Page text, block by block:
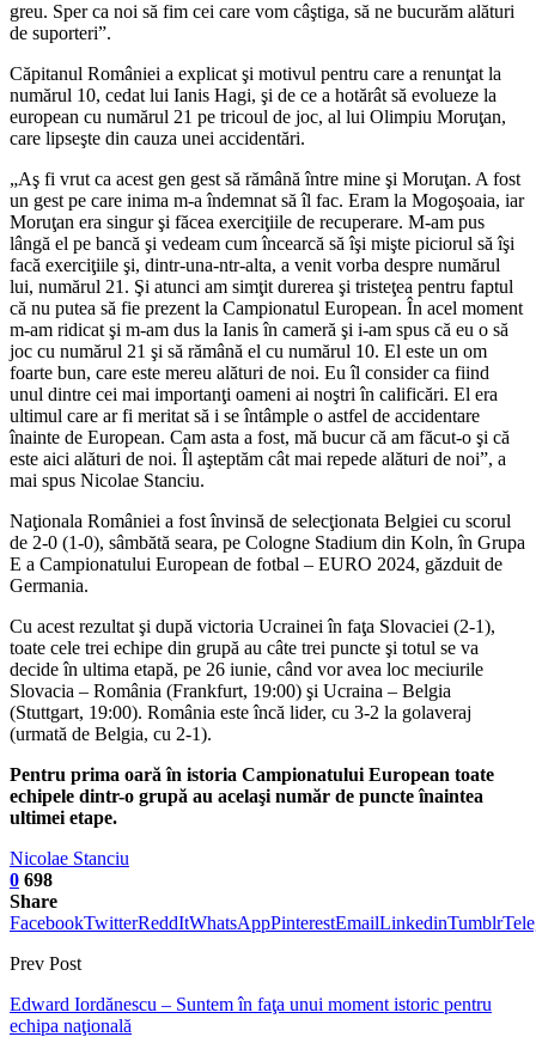
greu. Sper ca noi să fim cei care vom câştiga, să ne bucurăm alături
de suporteri”.
Căpitanul României a explicat şi motivul pentru care a renunţat la
numărul 10, cedat lui Ianis Hagi, şi de ce a hotărât să evolueze la
european cu numărul 21 pe tricoul de joc, al lui Olimpiu Moruţan,
care lipseşte din cauza unei accidentări.
„Aş fi vrut ca acest gen gest să rămână între mine şi Moruţan. A fost
un gest pe care inima m-a îndemnat să îl fac. Eram la Mogoşoaia, iar
Moruţan era singur şi făcea exerciţiile de recuperare. M-am pus
lângă el pe bancă şi vedeam cum încearcă să îşi mişte piciorul să îşi
facă exerciţiile şi, dintr-una-ntr-alta, a venit vorba despre numărul
lui, numărul 21. Şi atunci am simţit durerea şi tristeţea pentru faptul
că nu putea să fie prezent la Campionatul European. În acel moment
m-am ridicat şi m-am dus la Ianis în cameră şi i-am spus că eu o să
joc cu numărul 21 şi să rămână el cu numărul 10. El este un om
foarte bun, care este mereu alături de noi. Eu îl consider ca fiind
unul dintre cei mai importanţi oameni ai noştri în calificări. El era
ultimul care ar fi meritat să i se întâmple o astfel de accidentare
înainte de European. Cam asta a fost, mă bucur că am făcut-o şi că
este aici alături de noi. Îl aşteptăm cât mai repede alături de noi”, a
mai spus Nicolae Stanciu.
Naţionala României a fost învinsă de selecţionata Belgiei cu scorul
de 2-0 (1-0), sâmbătă seara, pe Cologne Stadium din Koln, în Grupa
E a Campionatului European de fotbal – EURO 2024, găzduit de
Germania.
Cu acest rezultat şi după victoria Ucrainei în faţa Slovaciei (2-1),
toate cele trei echipe din grupă au câte trei puncte şi totul se va
decide în ultima etapă, pe 26 iunie, când vor avea loc meciurile
Slovacia – România (Frankfurt, 19:00) şi Ucraina – Belgia
(Stuttgart, 19:00). România este încă lider, cu 3-2 la golaveraj
(urmată de Belgia, cu 2-1).
Pentru prima oară în istoria Campionatului European toate
echipele dintr-o grupă au acelaşi număr de puncte înaintea
ultimei etape.
Nicolae Stanciu
0 698
Share
FacebookTwitterReddItWhatsAppPinterestEmailLinkedinTumblr
Prev Post
Edward Iordănescu – Suntem în faţa unui moment istoric pentru
echipa naţională